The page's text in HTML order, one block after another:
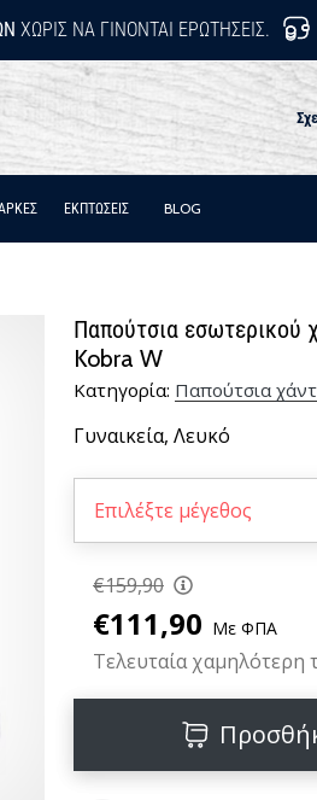
ΧΩΡΊΣ ΝΑ ΓΊΝΟΝΤΑΙ ΕΡΩΤΉΣΕΙΣ.
ΕΚΠΤΩΣΕΙΣ BLOG
Παπούτσια
Kobra W
Κατηγορία: Παπούτσια
Γυναικεία, Λευκό
Επιλέξτε μέγεθος
€159,90
€111,90 Με ΦΠΑ
Τελευταία χαμηλότερη